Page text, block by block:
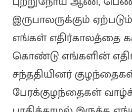
இருபாலருக்கும்
எங்கள் எதிர்காலத்தை
கொண்டு எங்களின்
சந்ததியினர்
பேரக்குழந்தைகள்